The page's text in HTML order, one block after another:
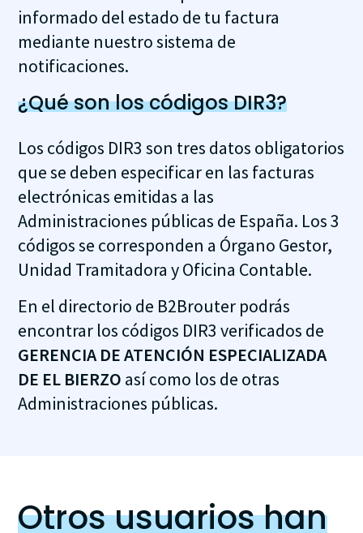
informado del estado de tu factura
mediante nuestro sistema de
notificaciones.
¿Qué son los códigos DIR3?
Los códigos DIR3 son tres datos obligatorios
que se deben especificar en las facturas
electrónicas emitidas a las
Administraciones públicas de España. Los 3
códigos se corresponden a Órgano Gestor,
Unidad Tramitadora y Oficina Contable.
En el directorio de B2Brouter podrás
encontrar los códigos DIR3 verificados de
GERENCIA DE ATENCIÓN ESPECIALIZADA
DE EL BIERZO así como los de otras
Administraciones públicas.
Otros usuarios han